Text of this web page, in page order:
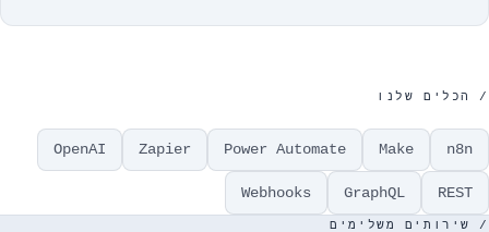
/ הכלים שלנו
n8n
Make
Power Automate
Zapier
OpenAI
REST
GraphQL
Webhooks
/ שירותים משלימים